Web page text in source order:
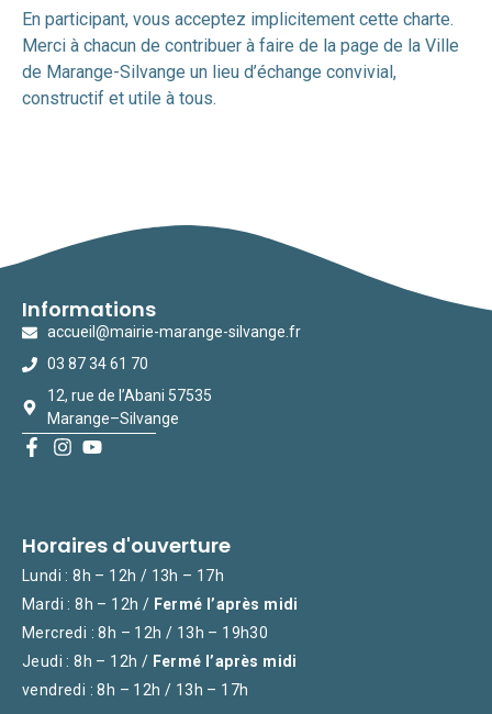
En participant, vous acceptez implicitement cette charte.
Merci à chacun de contribuer à faire de la page de la Ville
de Marange-Silvange un lieu d’échange convivial,
constructif et utile à tous.
Informations
accueil@mairie-marange-silvange.fr
03 87 34 61 70
12, rue de l’Abani 57535
Marange–Silvange
Horaires d'ouverture
Lundi : 8h – 12h / 13h – 17h
Mardi : 8h – 12h / Fermé l’après midi
Mercredi : 8h – 12h / 13h – 19h30
Jeudi : 8h – 12h / Fermé l’après midi
vendredi : 8h – 12h / 13h – 17h